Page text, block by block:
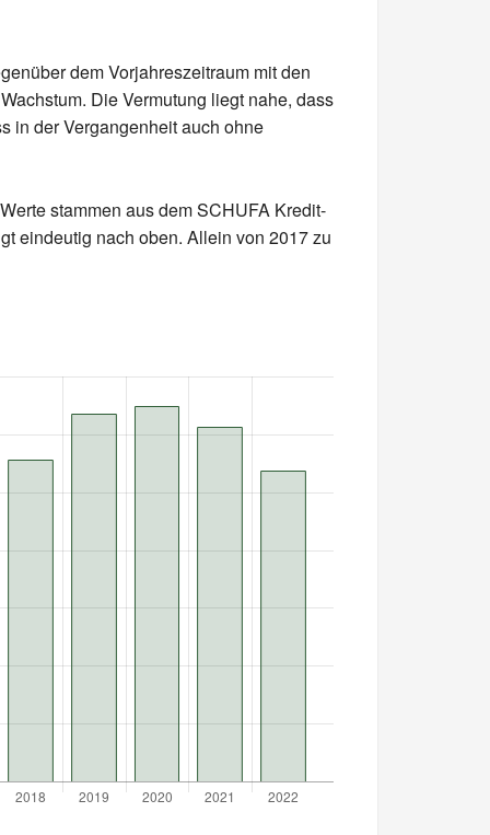
dem Vorjahreszeitraum mit den
Die Vermutung liegt nahe, dass
in der Vergangenheit auch ohne
stammen aus dem SCHUFA Kredit-
eindeutig nach oben. Allein von 2017 zu